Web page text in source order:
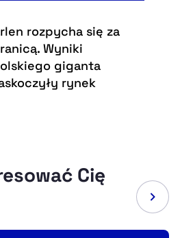
rozpycha się za
Wyniki
giganta
rynek
Cię